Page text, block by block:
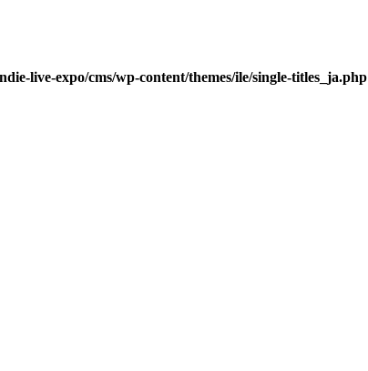
live-expo/cms/wp-content/themes/ile/single-titles_ja.php